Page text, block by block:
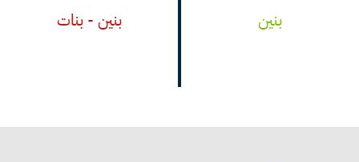
بنين بنين - بنات